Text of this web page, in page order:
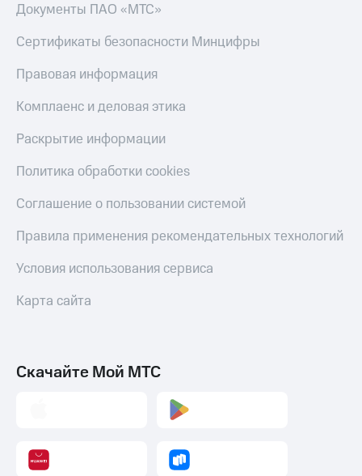
Документы ПАО «МТС»
Сертификаты безопасности Минцифры
Правовая информация
Комплаенс и деловая этика
Раскрытие информации
Политика обработки cookies
Соглашение о пользовании системой
Правила применения рекомендательных технологий
Условия использования сервиса
Карта сайта
Скачайте Мой МТС